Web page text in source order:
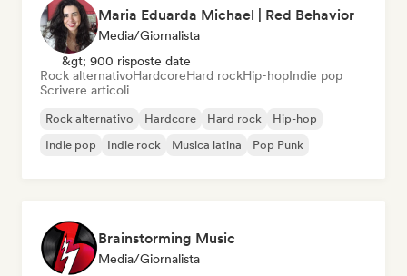
Maria Eduarda Michael | Red Behavior
Media/Giornalista
&gt; 900 risposte date
Rock alternativoHardcoreHard rockHip-hopIndie pop
Scrivere articoli
Rock alternativo Hardcore Hard rock
Hip-hop
Indie pop
Indie rock Musica latina Pop Punk
Brainstorming Music
Media/Giornalista